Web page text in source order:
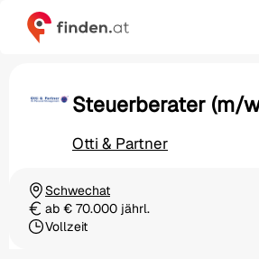
Steuerberater (m/
Otti & Partner
Ortschaft
Schwechat
Gehaltab € 70.000 jährl.
Beschäftigungsart
Vollzeit